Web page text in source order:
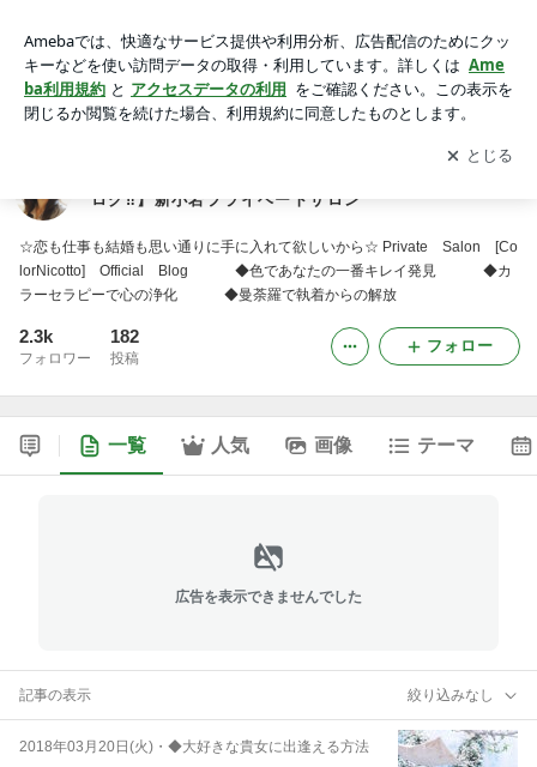
新小岩プライベートサロン
アプリをダウンロードして ブログの更新通知
を受け取りまし
ょう。
開く
ログ‼︎】新小岩プライベートサロン
☆恋も仕事も結婚も思い通りに手に入れて欲しいから☆ Private Salon [Co
lorNicotto] Official Blog ◆色であなたの一番キレイ発見 ◆カ
ラーセラピーで心の浄化 ◆曼荼羅で執着からの解放
2.3k
フォロワー
182
投稿
フォロー
一覧 人気 画像 テーマ
広告を表示できませんでした
記事の表示 絞り込みなし
2018年03月20日(火) ・ ◆大好きな貴女に出逢える方法